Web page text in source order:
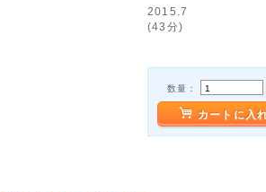
2015.7
(43分)
数量：
カートに入